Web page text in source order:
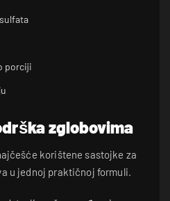
porciji
zglobovima
korištene sastojke za
u jednoj praktičnoj formuli.